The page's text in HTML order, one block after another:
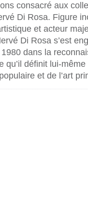
consacré aux
Di Rosa. Figure
et acteur
Di Rosa s’est
dans la
qu’il définit lui-
et de l’art